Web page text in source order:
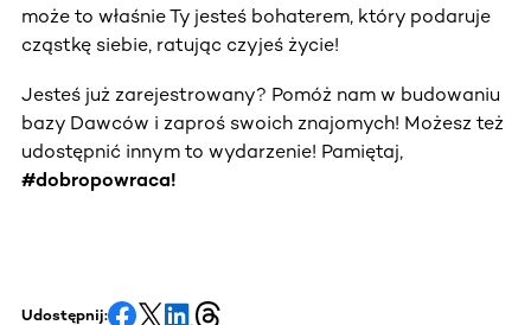
może to właśnie Ty jesteś bohaterem, który podaruje
cząstkę siebie, ratując czyjeś życie!
Jesteś już zarejestrowany? Pomóż nam w budowaniu
bazy Dawców i zaproś swoich znajomych! Możesz też
udostępnić innym to wydarzenie! Pamiętaj,
#dobropowraca!
Udostępnij: